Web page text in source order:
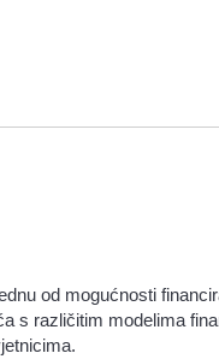
od mogućnosti
s različitim modelima